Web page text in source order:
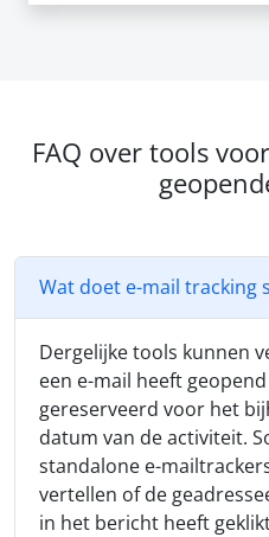
FAQ over tools
Wat doet e-mail tracking
Dergelijke tools kunnen
een e-mail heeft
gereserveerd voor het
datum van de activiteit.
standalone e-
vertellen of de
in het bericht heeft